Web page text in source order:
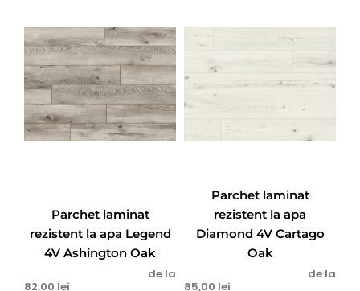
Parchet laminat
rezistent la apa Legend
4V Ashington Oak
de la
82,00 lei
Parchet laminat
rezistent la apa
Diamond 4V Cartago
Oak
de la
85,00 lei